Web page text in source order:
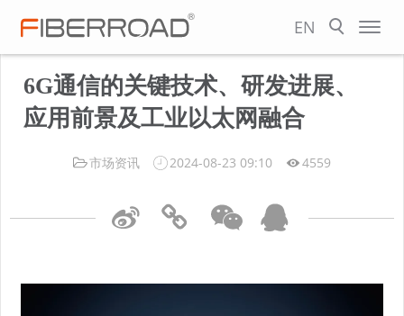
EN
6G通信的关键技术、研发进展、
应用前景及工业以太网融合
市场资讯 2024-08-23 09:10 4559